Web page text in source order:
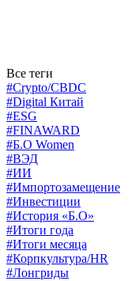
Все теги
#Crypto/CBDC
#Digital Китай
#ESG
#FINAWARD
#Б.О Women
#ВЭД
#ИИ
#Импортозамещение
#Инвестиции
#История «Б.О»
#Итоги года
#Итоги месяца
#Корпкультура/HR
#Лонгриды